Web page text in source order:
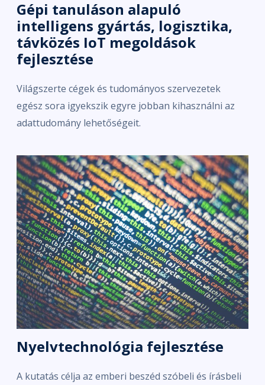
Gépi tanuláson alapuló
intelligens gyártás, logisztika,
távközés IoT megoldások
fejlesztése
Világszerte cégek és tudományos szervezetek
egész sora igyekszik egyre jobban kihasználni az
adattudomány lehetőségeit.
Nyelvtechnológia fejlesztése
A kutatás célja az emberi beszéd szóbeli és írásbeli